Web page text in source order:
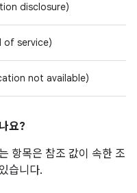
disclosure)
of service)
not available)
요?
항목은 참조 값이 속한 조
습니다.